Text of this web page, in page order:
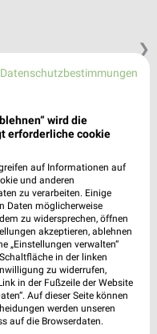
❯
|
Geschlossen
| Geschlossen
58
Datenschutzbestimmungen
wird die
erforderliche cookie
auf Informationen auf
und anderen
zu verarbeiten. Einige
Daten möglicherweise
zu widersprechen, öffnen
akzeptieren, ablehnen
„Einstellungen verwalten“
in der linken
zu widerrufen,
in der Fußzeile der Website
Auf dieser Seite können
werden unseren
auf die Browserdaten.